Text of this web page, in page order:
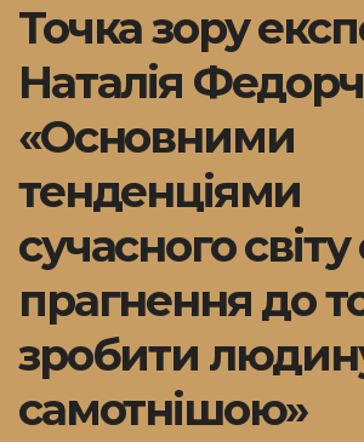
Точка зору
Наталія
«Основними
тенденціями
сучасного світу
прагнення до
зробити
самотнішою»